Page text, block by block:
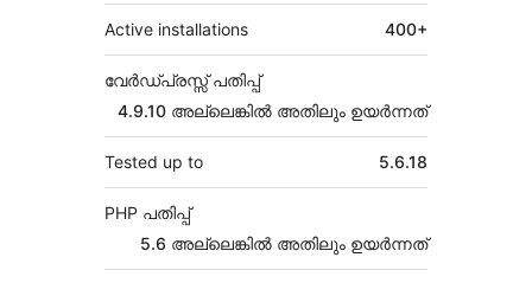
Active installations 400+
വേർഡ്പ്രസ്സ് പതിപ്പ്
4.9.10 അല്ലെങ്കില്‍ അതിലും ഉയര്‍ന്നത്
Tested up to 5.6.18
PHP പതിപ്പ്
5.6 അല്ലെങ്കില്‍ അതിലും ഉയര്‍ന്നത്